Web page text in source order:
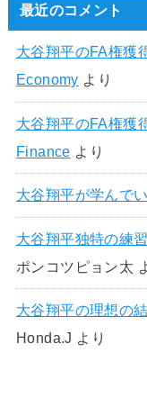
最近のコメント
大谷翔平のFA権獲
Economy より
大谷翔平のFA権獲
Finance より
大谷翔平が学んで
大谷翔平独特の練
ポンコツピョン太
大谷翔平の理想の
Honda.J より